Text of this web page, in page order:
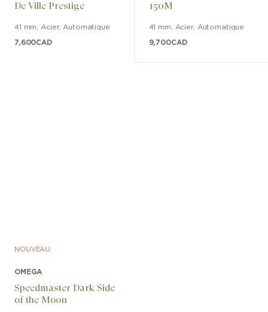
De Ville Prestige
41 mm Acier, Automatique
7,600CAD
150M
41 mm Acier, Automatique
9,700CAD
NOUVEAU
OMEGA
Speedmaster Dark Side
of the Moon